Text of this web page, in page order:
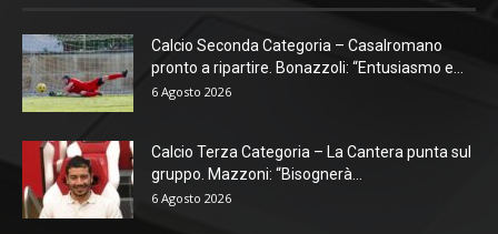
Calcio Seconda Categoria – Casalromano
pronto a ripartire. Bonazzoli: “Entusiasmo e...
6 Agosto 2026
Calcio Terza Categoria – La Cantera punta sul
gruppo. Mazzoni: “Bisognerà...
6 Agosto 2026